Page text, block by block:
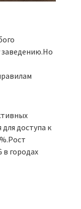
заведению.Но
доступа к
в городах